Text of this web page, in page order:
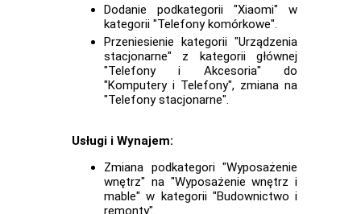
Dodanie podkategorii "Xiaomi" w
kategorii "Telefony komórkowe".
Przeniesienie kategorii "Urządzenia
stacjonarne" z kategorii głównej
"Telefony i Akcesoria" do
"Komputery i Telefony", zmiana na
"Telefony stacjonarne".
Usługi i Wynajem:
Zmiana podkategori "Wyposażenie
wnętrz" na "Wyposażenie wnętrz i
mable" w kategorii "Budownictwo i
remonty".